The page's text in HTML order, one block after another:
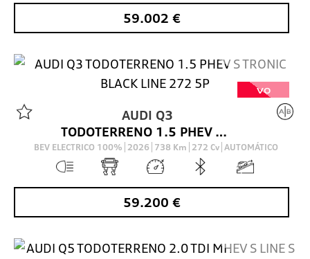
59.002 €
VO
AUDI Q3
TODOTERRENO 1.5 PHEV S TRONIC BLACK LINE 272 5P
BEV ELECTRICO 100% 2026 738 Km 272 Cv AUTOMÁTICO
59.200 €